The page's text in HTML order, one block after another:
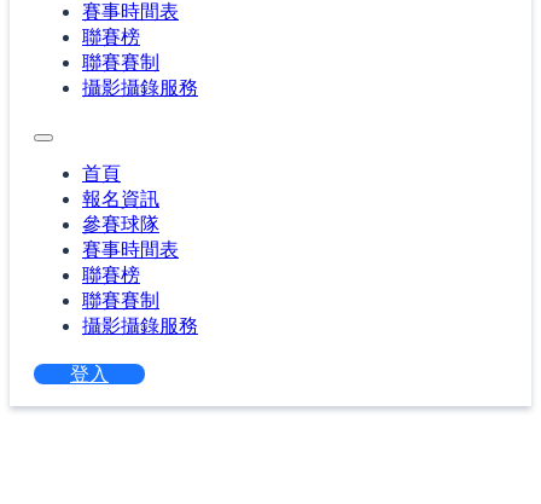
賽事時間表
聯賽榜
聯賽賽制
攝影攝錄服務
首頁
報名資訊
參賽球隊
賽事時間表
聯賽榜
聯賽賽制
攝影攝錄服務
登入